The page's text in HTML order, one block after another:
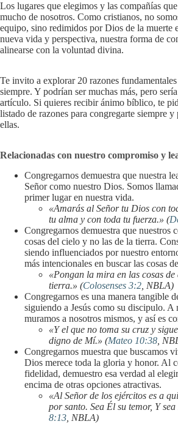
Los lugares que elegimos y las compañías
mucho de nosotros. Como cristianos, no
equipo, sino redimidos por Dios de la muerte
nueva vida y perspectiva, nuestra forma de
alinearse con la voluntad divina.
Te invito a explorar 20 razones
siempre. Y podrían ser muchas más, pero
artículo. Si quieres recibir ánimo bíblico, te
listado de razones para congregarte siempre
ellas.
Relacionadas con nuestro compromiso y
Congregarnos demuestra que nuestra
Señor como nuestro Dios. Somos
primer lugar en nuestra vida.
«Amarás al Señor tu Dios con
tu alma y con toda tu fuerza.» (
Congregarnos demuestra que nuestros
cosas del cielo y no las de la tierra.
siendo influenciados por nuestro
más intencionales en buscar las cosas
«Pongan la mira en las cosas
tierra.» (Colosenses 3:2 , NBLA)
Congregarnos es una manera tangible
siguiendo a Jesús como su discipulo. A
muramos a nosotros mismos, y así es
«Y el que no toma su cruz y
digno de Mí.» (Mateo 10:38 ,
Congregarnos muestra que buscamos
Dios merece toda la gloria y honor. Al
fidelidad, demuestro esa verdad al
encima de otras opciones atractivas.
«Al Señor de los ejércitos es a
por santo. Sea Él su temor, Y
8:13 , NBLA)